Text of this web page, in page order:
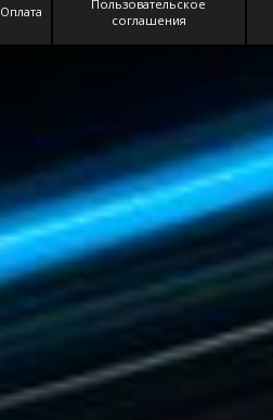
Оплата
Пользовательское
соглашения